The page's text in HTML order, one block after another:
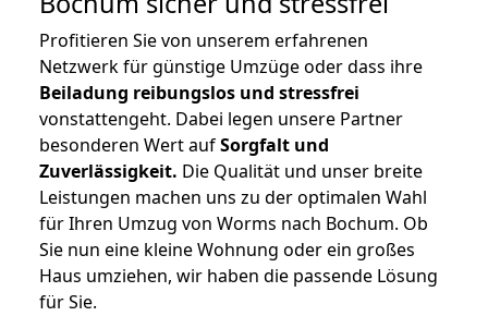
Profitieren Sie von unserem erfahrenen
Netzwerk für günstige Umzüge oder dass ihre
Beiladung reibungslos und stressfrei
vonstattengeht. Dabei legen unsere Partner
besonderen Wert aufSorgfalt und
Zuverlässigkeit. Die Qualität und unser breite
Leistungen machen uns zu der optimalen Wahl
für Ihren Umzug von Worms nach Bochum. Ob
Sie nun eine kleine Wohnung oder ein großes
Haus umziehen, wir haben die passende Lösung
für Sie.